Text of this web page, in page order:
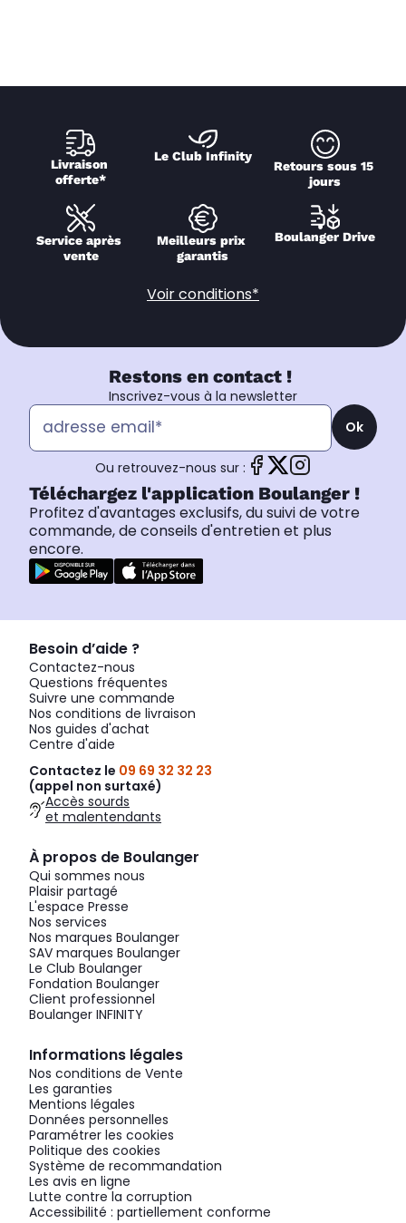
Livraison
offerte*
Le Club Infinity
Retours sous 15
jours
Service après
vente
Meilleurs prix
garantis
Boulanger Drive
Voir conditions*
Restons en contact !
Inscrivez-vous à la newsletter
Ok
Ou retrouvez-nous sur :
Téléchargez l'application Boulanger !
Profitez d'avantages exclusifs, du suivi de votre
commande, de conseils d'entretien et plus
encore.
Besoin d’aide ?
Contactez-nous
Questions fréquentes
Suivre une commande
Nos conditions de livraison
Nos guides d'achat
Centre d'aide
Contactez le 09 69 32 32 23
(appel non surtaxé)
Accès sourds
et malentendants
À propos de Boulanger
Qui sommes nous
Plaisir partagé
L'espace Presse
Nos services
Nos marques Boulanger
SAV marques Boulanger
Le Club Boulanger
Fondation Boulanger
Client professionnel
Boulanger INFINITY
Informations légales
Nos conditions de Vente
Les garanties
Mentions légales
Données personnelles
Paramétrer les cookies
Politique des cookies
Système de recommandation
Les avis en ligne
Lutte contre la corruption
Accessibilité : partiellement conforme